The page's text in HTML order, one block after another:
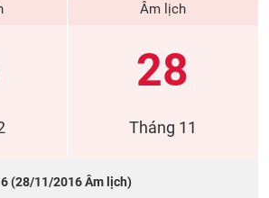
Âm lịch
28
Tháng 11
(28/11/2016 Âm lịch)